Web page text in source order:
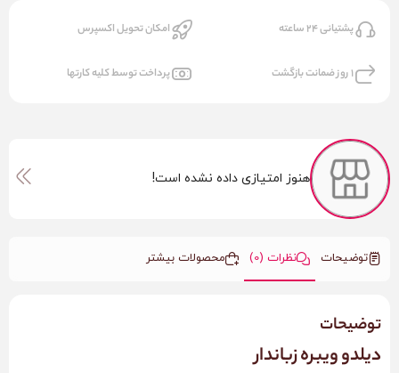
کمربند خور
طول کل 22cm
پشتیانی 24 ساعته امکان تحویل اکسپرس
1 روز ضمانت بازگشت پرداخت توسط کلیه کارتها
هنوز امتیازی داده نشده است!
توضیحات نظرات (0) محصولات بیشتر
توضیحات
دیلدو ویبره زباندار